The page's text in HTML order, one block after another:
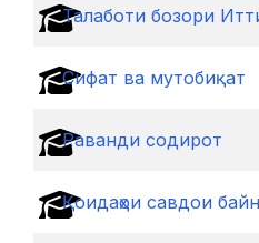
Талаботи бозори
Сифат ва мутобиқат
Раванди содирот
Қоидаҳои савдои